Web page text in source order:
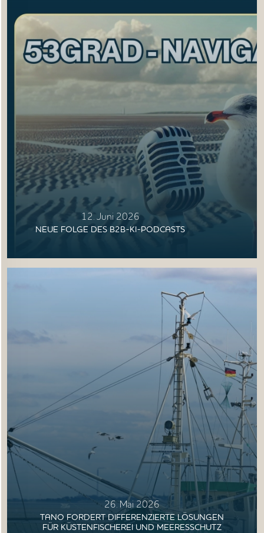
12. Juni 2026
NEUE FOLGE DES B2B-KI-PODCASTS
26. Mai 2026
TANO FORDERT DIFFERENZIERTE LÖSUNGEN
FÜR KÜSTENFISCHEREI UND MEERESSCHUTZ